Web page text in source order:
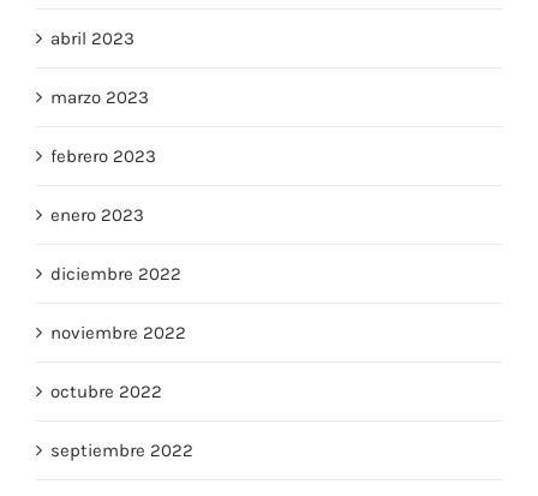
abril 2023
marzo 2023
febrero 2023
enero 2023
diciembre 2022
noviembre 2022
octubre 2022
septiembre 2022